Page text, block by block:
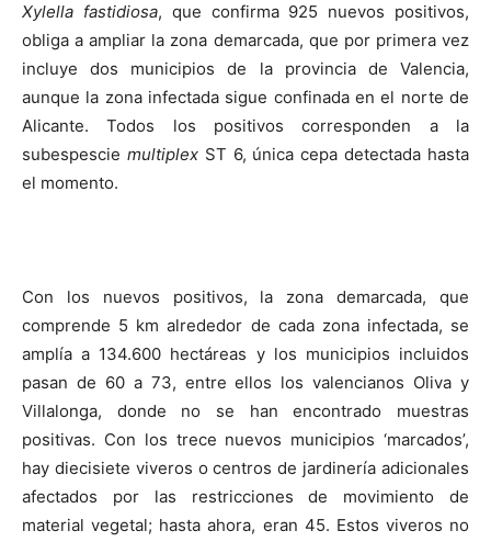
Xylella fastidiosa, que confirma 925 nuevos positivos,
obliga a ampliar la zona demarcada, que por primera vez
incluye dos municipios de la provincia de Valencia,
aunque la zona infectada sigue confinada en el norte de
Alicante. Todos los positivos corresponden a la
subespescie multiplexST 6, única cepa detectada hasta
el momento.
Con los nuevos positivos, la zona demarcada, que
comprende 5 km alrededor de cada zona infectada, se
amplía a 134.600 hectáreas y los municipios incluidos
pasan de 60 a 73, entre ellos los valencianos Oliva y
Villalonga, donde no se han encontrado muestras
positivas. Con los trece nuevos municipios ‘marcados’,
hay diecisiete viveros o centros de jardinería adicionales
afectados por las restricciones de movimiento de
material vegetal; hasta ahora, eran 45. Estos viveros no